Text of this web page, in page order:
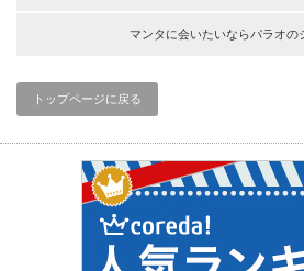
マンタに会いたいならパラオの
トップページに戻る